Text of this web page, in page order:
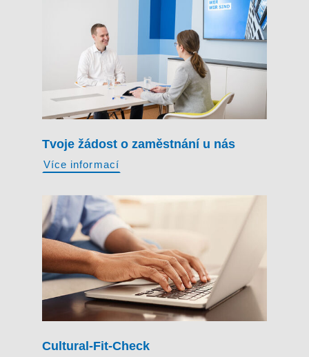
Tvoje žádost o zaměstnání u nás
Více informací
Cultural-Fit-Check